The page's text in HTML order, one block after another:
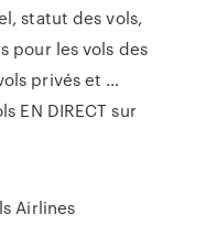
statut des vols,
pour les vols des
privés et …
EN DIRECT sur
Airlines